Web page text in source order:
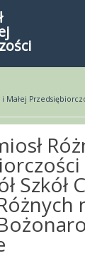
i Małej
Szkół